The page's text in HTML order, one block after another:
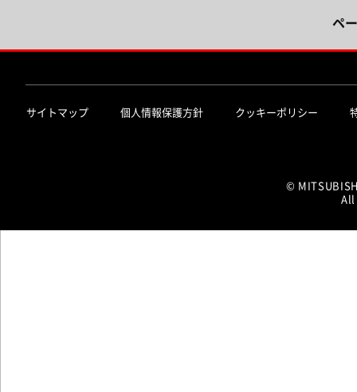
ペ
サイトマップ 個人情報保護方針 クッキーポリシー
©
All